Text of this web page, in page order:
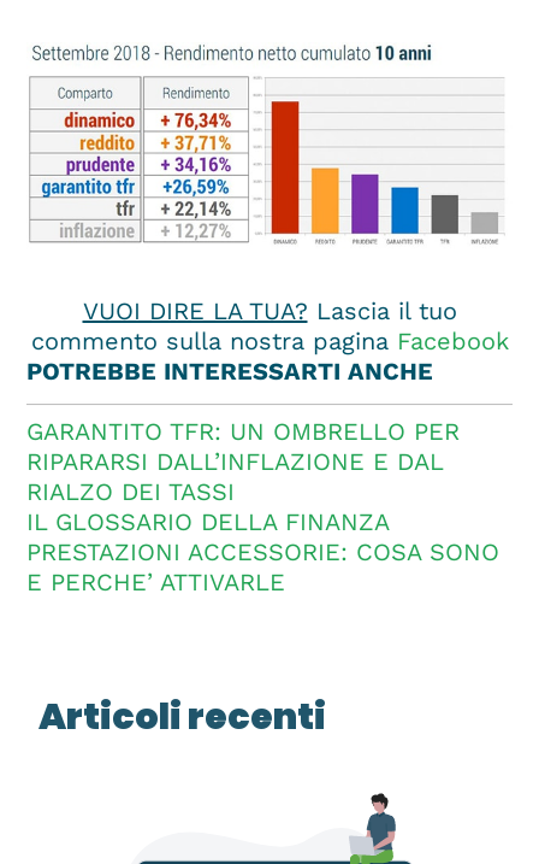
VUOI DIRE LA TUA? Lascia il tuo
commento sulla nostra pagina Facebook
POTREBBE INTERESSARTI ANCHE
GARANTITO TFR: UN OMBRELLO PER
RIPARARSI DALL’INFLAZIONE E DAL
RIALZO DEI TASSI
IL GLOSSARIO DELLA FINANZA
PRESTAZIONI ACCESSORIE: COSA SONO
E PERCHE’ ATTIVARLE
Articoli recenti